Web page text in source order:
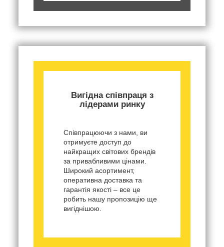
Вигідна співпраця з
лідерами ринку
Співпрацюючи з нами, ви
отримуєте доступ до
найкращих світових брендів
за привабливими цінами.
Широкий асортимент,
оперативна доставка та
гарантія якості – все це
робить нашу пропозицію ще
вигіднішою.